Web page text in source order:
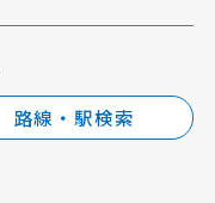
路線・駅検索